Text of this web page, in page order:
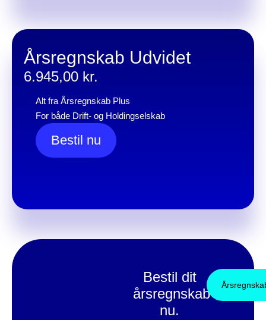
Årsregnskab Udvidet
6.945,00 kr.
Alt fra Årsregnskab Plus
For både Drift- og Holdingselskab
Bestil nu
Bestil dit
årsregnskab
nu.